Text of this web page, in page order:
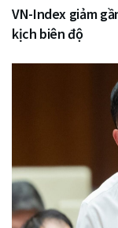
VN-Index giảm
kịch biên độ